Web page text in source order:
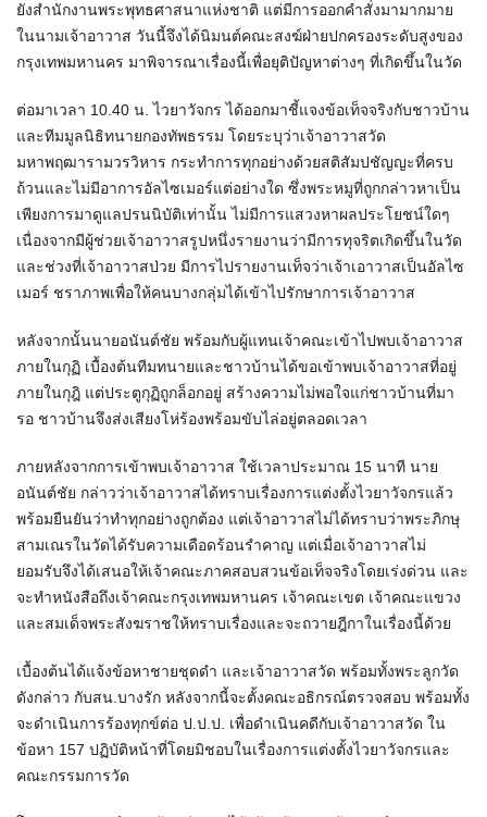
ยังสำนักงานพระพุทธศาสนาแห่งชาติ แต่มีการออกคำสั่งมามากมาย
ในนามเจ้าอาวาส วันนี้จึงได้นิมนต์คณะสงฆ์ฝ่ายปกครองระดับสูงของ
กรุงเทพมหานคร มาพิจารณาเรื่องนี้เพื่อยุติปัญหาต่างๆ ที่เกิดขึ้นในวัด
ต่อมาเวลา 10.40 น. ไวยาวัจกร ได้ออกมาชี้แจงข้อเท็จจริงกับชาวบ้าน
และทีมมูลนิธิทนายกองทัพธรรม โดยระบุว่าเจ้าอาวาสวัด
มหาพฤฒารามวรวิหาร กระทำการทุกอย่างด้วยสติสัมปชัญญะที่ครบ
ถ้วนและไม่มีอาการอัลไซเมอร์แต่อย่างใด ซึ่งพระหมูที่ถูกกล่าวหาเป็น
เพียงการมาดูแลปรนนิบัติเท่านั้น ไม่มีการแสวงหาผลประโยชน์ใดๆ
เนื่องจากมีผู้ช่วยเจ้าอาวาสรูปหนึ่งรายงานว่ามีการทุจริตเกิดขึ้นในวัด
และช่วงที่เจ้าอาวาสป่วย มีการไปรายงานเท็จว่าเจ้าเอาวาสเป็นอัลไซ
เมอร์ ชราภาพเพื่อให้คนบางกลุ่มได้เข้าไปรักษาการเจ้าอาวาส
หลังจากนั้นนายอนันต์ชัย พร้อมกับผู้แทนเจ้าคณะเข้าไปพบเจ้าอาวาส
ภายในกุฏิ เบื้องต้นทีมทนายและชาวบ้านได้ขอเข้าพบเจ้าอาวาสที่อยู่
ภายในกุฎิ แต่ประตูกุฏิถูกล็อกอยู่ สร้างความไม่พอใจแก่ชาวบ้านที่มา
รอ ชาวบ้านจึงส่งเสียงโห่ร้องพร้อมขับไล่อยู่ตลอดเวลา
ภายหลังจากการเข้าพบเจ้าอาวาส ใช้เวลาประมาณ 15 นาที นาย
อนันต์ชัย กล่าวว่าเจ้าอาวาสได้ทราบเรื่องการแต่งตั้งไวยาวัจกรแล้ว
พร้อมยืนยันว่าทำทุกอย่างถูกต้อง แต่เจ้าอาวาสไม่ได้ทราบว่าพระภิกษุ
สามเณรในวัดได้รับความเดือดร้อนรำคาญ แต่เมื่อเจ้าอาวาสไม่
ยอมรับจึงได้เสนอให้เจ้าคณะภาคสอบสวนข้อเท็จจริงโดยเร่งด่วน และ
จะทำหนังสือถึงเจ้าคณะกรุงเทพมหานคร เจ้าคณะเขต เจ้าคณะแขวง
และสมเด็จพระสังฆราชให้ทราบเรื่องและจะถวายฎีกาในเรื่องนี้ด้วย
เบื้องต้นได้แจ้งข้อหาชายชุดดำ และเจ้าอาวาสวัด พร้อมทั้งพระลูกวัด
ดังกล่าว กับสน.บางรัก หลังจากนี้จะตั้งคณะอธิกรณ์ตรวจสอบ พร้อมทั้ง
จะดำเนินการร้องทุกข์ต่อ ป.ป.ป. เพื่อดำเนินคดีกับเจ้าอาวาสวัด ใน
ข้อหา 157 ปฏิบัติหน้าที่โดยมิชอบในเรื่องการแต่งตั้งไวยาวัจกรและ
คณะกรรมการวัด